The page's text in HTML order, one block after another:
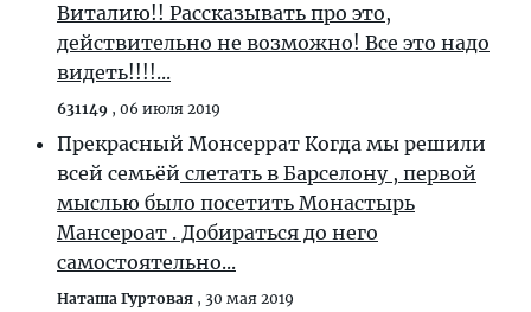
Виталию!! Рассказывать про это,
действительно не возможно! Все это надо
видеть!!!!...
631149 , 06 июля 2019
Прекрасный Монсеррат Когда мы решили
всей семьёй слетать в Барселону , первой
мыслью было посетить Монастырь
Мансероат . Добираться до него
самостоятельно...
Наташа Гуртовая , 30 мая 2019